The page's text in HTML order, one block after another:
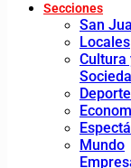
Secciones
San
Locales
Cultura
Mundo